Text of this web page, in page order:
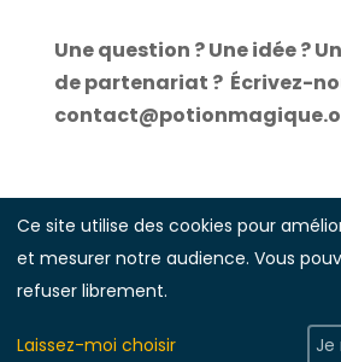
Une question ? Une idée ?
de partenariat ? Écrivez-
Illustrations réalisées par
Ce site utilise des cookies pour
et mesurer notre audience. Vous
refuser librement.
Laissez-moi choisir Je